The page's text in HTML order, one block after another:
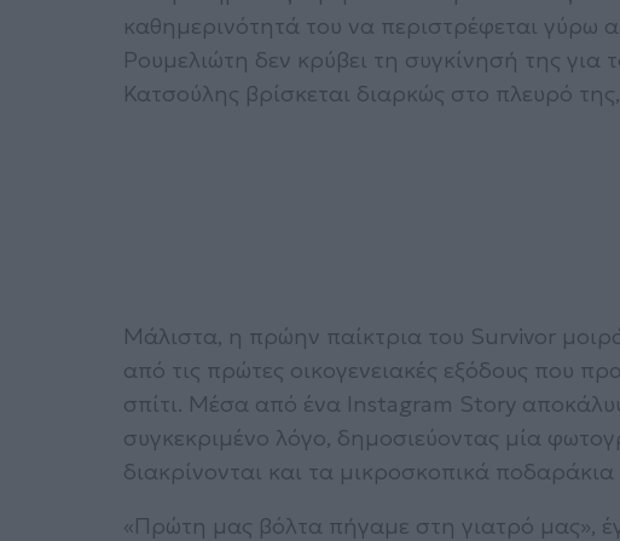
καθημερινότητά του να περιστρέφεται γύρω
Ρουμελιώτη δεν κρύβει τη συγκίνησή της
Κατσούλης βρίσκεται διαρκώς στο πλευρό
Μάλιστα, η πρώην παίκτρια του Survivor
από τις πρώτες οικογενειακές εξόδους που
σπίτι. Μέσα από ένα Instagram Story
συγκεκριμένο λόγο, δημοσιεύοντας μία
διακρίνονται και τα μικροσκοπικά
«Πρώτη μας βόλτα πήγαμε στη γιατρό μας»,